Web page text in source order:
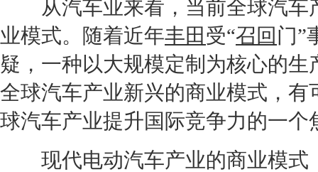
从汽车业来看，当前全球汽车
业模式。随着近年丰田 受“召回 门”
疑，一种以大规模定制为核心的
全球汽车产业新兴的商业模式，
球汽车产业提升国际竞争力的一个
现代电动汽车产业的商业模式